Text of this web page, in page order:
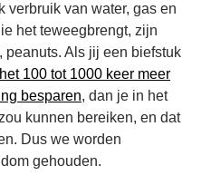
verbruik van water, gas en
het teweegbrengt, zijn
peanuts. Als jij een biefstuk
100 tot 1000 keer meer
besparen, dan je in het
kunnen bereiken, en dat
Dus we worden
gehouden.